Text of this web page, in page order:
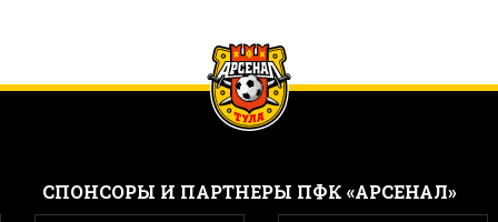
CПОНСОРЫ И ПАРТНЕРЫ ПФК «АРСЕНАЛ»